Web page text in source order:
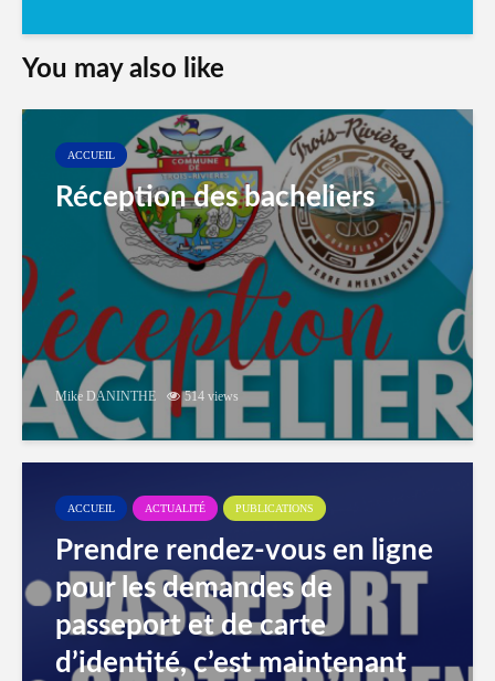
You may also like
ACCUEIL
Réception des bacheliers
Mike DANINTHE 514 views
ACCUEIL ACTUALITÉ PUBLICATIONS
Prendre rendez-vous en ligne
pour les demandes de
passeport et de carte
d’identité, c’est maintenant